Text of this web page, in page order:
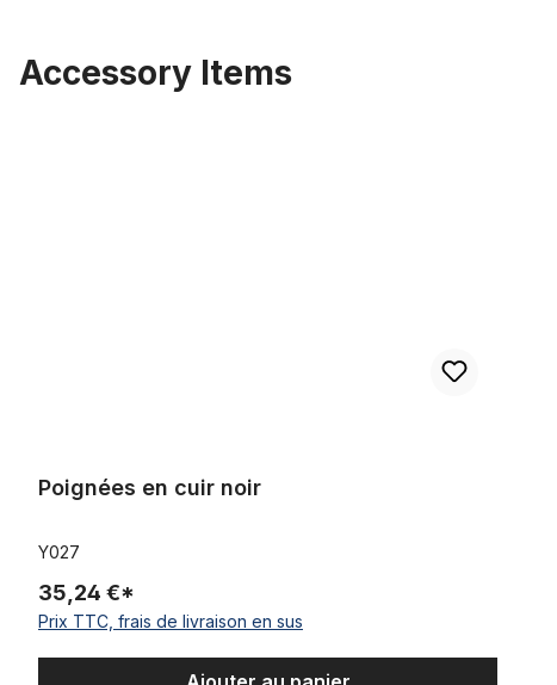
Accessory Items
Poignées en cuir noir
Y027
35,24 €*
Prix TTC, frais de livraison en sus